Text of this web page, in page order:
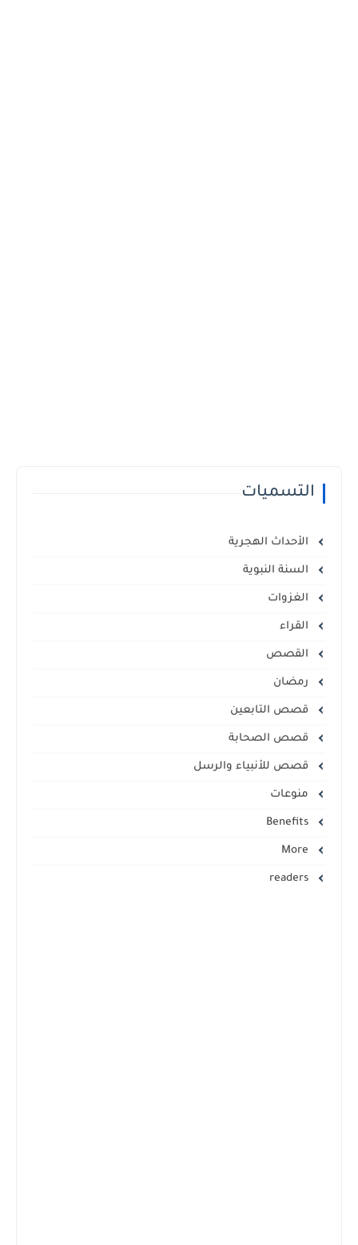
التسميات
الأحداث الهجرية
السنة النبوية
الغزوات
القراء
القصص
رمضان
قصص التابعين
قصص الصحابة
قصص للأنبياء والرسل
منوعات
Benefits
readers